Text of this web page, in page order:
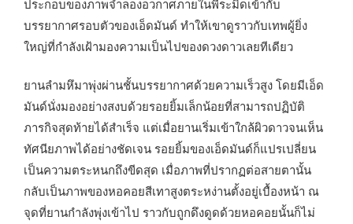
ประกอบของภาพจำลองอวกาศภายในพีระมิดเข้ากับ
บรรยากาศรอบตัวของเอ็ดมันด์ ทำให้เขาดูราวกับเทพผู้ยิ่ง
ใหญ่ที่กำลังเฝ้ามองความเป็นไปของดวงดาวเลยทีเดียว
ยานลำมหึมาพุ่งผ่านชั้นบรรยากาศด้วยความเร็วสูง โดยมีเอ็ด
มันด์นั่งมองอย่างสงบด้วยรอยยิ้มเล็กน้อยที่สามารถปฏิบัติ
ภารกิจสุดท้ายได้สำเร็จ แต่เมื่อยานเริ่มเข้าใกล้ผิวดาวจนเห็น
ทัศนียภาพได้อย่างชัดเจน รอยยิ้มของเอ็ดมันด์ก็แปรเปลี่ยน
เป็นความตระหนกถึงขีดสุด เมื่อภาพที่ปรากฏต่อสายตานั้น
กลับเป็นภาพของหอคอยสีเทาสูงตระหง่านตั้งอยู่เบื้องหน้า ณ
จุดที่ยานกำลังพุ่งเข้าไป ราวกับถูกดึงดูดด้วยหอคอยนั้นก็ไม่